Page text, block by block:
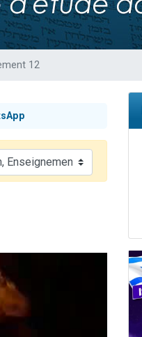
12